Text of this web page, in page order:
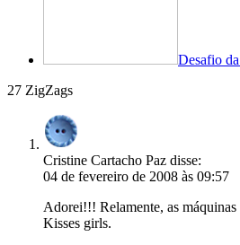
Desafio
27 ZigZags
Cristine Cartacho Paz disse:
04 de fevereiro de 2008 às 09:57
Adorei!!! Relamente, as máquinas
Kisses girls.